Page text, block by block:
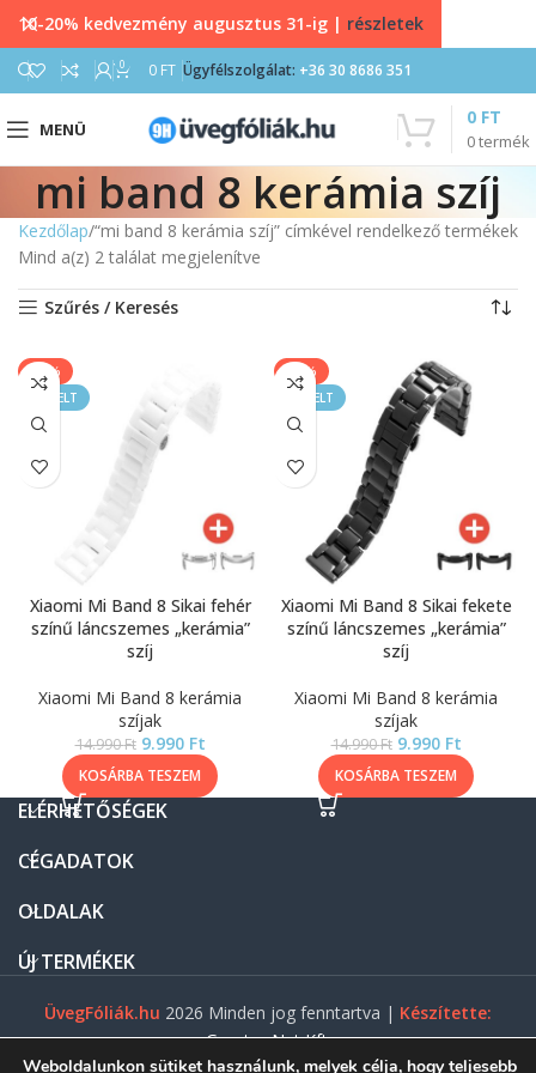
0 0 FT Ügyfélszolgálat: +36 30 8686 351
MENÜ
0termék
0 FT
mi band 8 kerámia szíj
Kezdőlap “mi band 8 kerámia szíj” címkével rendelkező termékek
Mind a(z) 2 találat megjelenítve
Szűrés / Keresés
-33%
KIEMELT
Xiaomi Mi Band 8 Sikai fehér
színű láncszemes „kerámia”
szíj
Xiaomi Mi Band 8 kerámia
szíjak
14.990Ft 9.990 Ft
KOSÁRBA TESZEM
-33%
KIEMELT
Xiaomi Mi Band 8 Sikai fekete
színű láncszemes „kerámia”
szíj
Xiaomi Mi Band 8 kerámia
szíjak
14.990Ft 9.990 Ft
KOSÁRBA TESZEM
ELÉRHETŐSÉGEK
CÉGADATOK
OLDALAK
ÚJ TERMÉKEK
ÜvegFóliák.hu 2026 Minden jog fenntartva | Készítette:
Gasztro Net Kft.
10-20% kedvezmény augusztus 31-ig | részletek
Weboldalunkon sütiket használunk, melyek célja, hogy teljesebb